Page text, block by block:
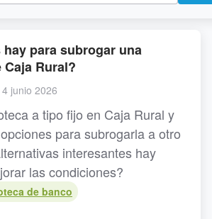
para subrogar una
Rural?
4 junio 2026
a tipo fijo en Caja Rural y
para subrogarla a otro
interesantes hay
las condiciones?
de banco